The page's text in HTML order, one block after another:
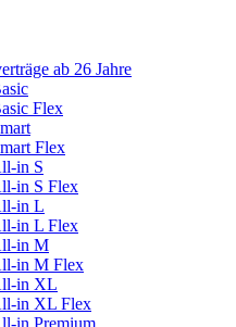
ab 26 Jahre
Flex
Flex
in S
in S Flex
in L
in L Flex
in M
in M Flex
in XL
in XL Flex
in Premium